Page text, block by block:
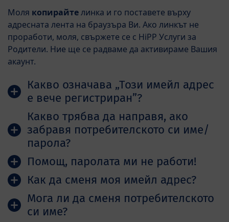
Моля копирайтелинка и го поставете върху
адресната лента на браузъра Ви. Ако линкът не
проработи, моля, свържете се с HiPP Услуги за
Родители. Ние ще се радваме да активираме Вашия
акаунт.
Какво означава „Този имейл адрес
е вече регистриран”?
Какво трябва да направя, ако
забравя потребителското си име/
парола?
Помощ, паролата ми не работи!
Как да сменя моя имейл адрес?
Мога ли да сменя потребителското
си име?